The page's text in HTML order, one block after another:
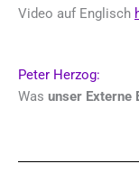
Video auf Englisch
Peter Herzog:
Was unser Externe